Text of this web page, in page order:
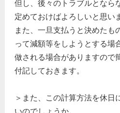
但し、後々のトラブルとなら
定めておけばよろしいと思い
また、一旦支払うと決めたも
って減額等をしようとする場
做される場合がありますので
付記しておきます。
＞また、この計算方法を休日